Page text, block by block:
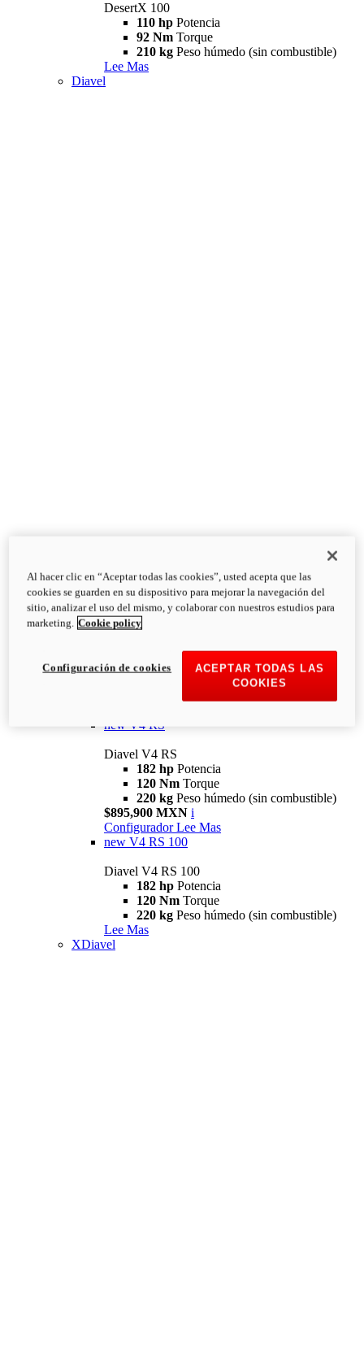
DesertX 100
110 hp Potencia
92 Nm Torque
210 kg Peso húmedo (sin combustible)
Lee Mas
Diavel
Diavel
V4
Diavel V4
126 NmTorque
223 kg
PESO HÚMEDO SIN
new V4 RS
Diavel V4 RS
182 hp Potencia
120 Nm Torque
220 kg Peso húmedo (sin combustible)
$895,900 MXN i
Configurador Lee Mas
new V4 RS 100
Diavel V4 RS 100
182 hp Potencia
120 Nm Torque
220 kg Peso húmedo (sin combustible)
Lee Mas
XDiavel
Al hacer clic en “Aceptar todas las cookies”, usted acepta que las
cookies se guarden en su dispositivo para mejorar la navegación del
sitio, analizar el uso del mismo, y colaborar con nuestros estudios para
marketing. Cookie policy
ACEPTAR TODAS LAS
COOKIES
Configuración de cookies